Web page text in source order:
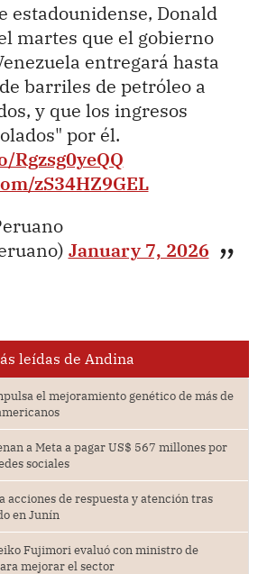
estadounidense, Donald
martes que el gobierno
entregará hasta
barriles de petróleo a
y que los ingresos
por él.
Rgzsg0yeQQ
zS34HZ9GEL
January 7, 2026
leídas de Andina
el mejoramiento genético de más de
a Meta a pagar US$ 567 millones por
sociales
acciones de respuesta y atención tras
en Junín
Fujimori evaluó con ministro de
mejorar el sector